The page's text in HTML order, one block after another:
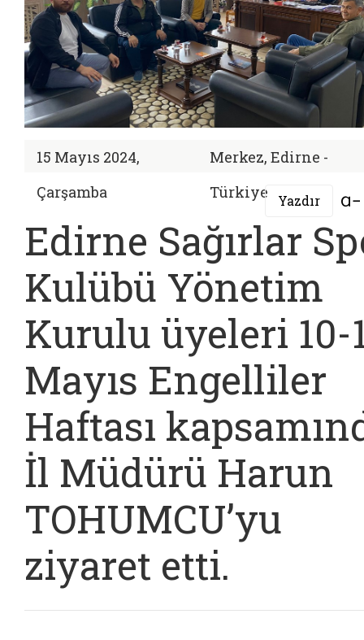
15 Mayıs 2024,
Çarşamba
Merkez, Edirne -
Türkiye
Yazdır
Edirne Sağırlar
Kulübü Yönetim
Kurulu üyeleri 10-
Mayıs Engelliler
Haftası
İl Müdürü Harun
TOHUMCU’yu
ziyaret etti.